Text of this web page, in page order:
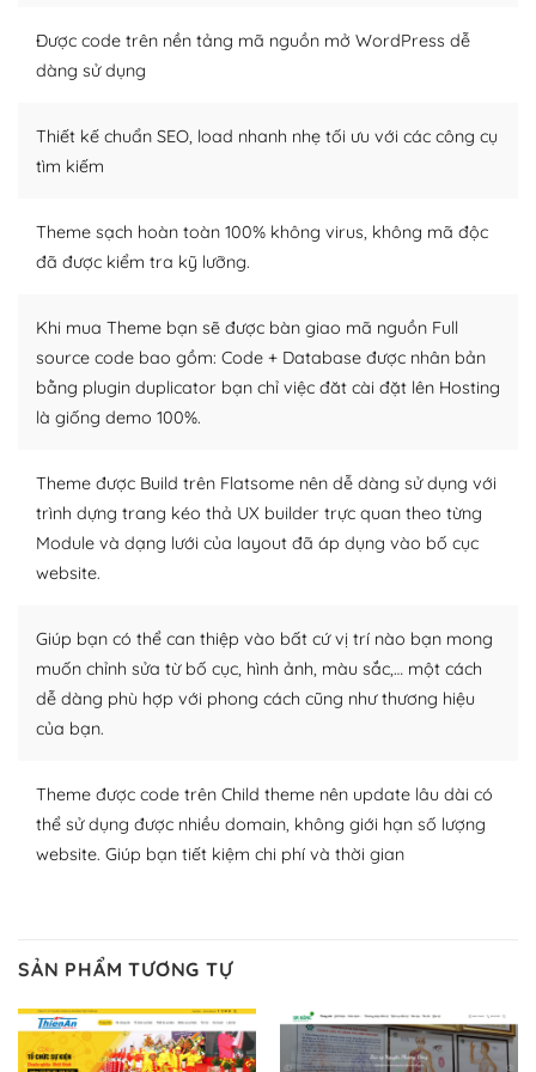
thiết kế tốt, bạn có thể tự sửa đổi. Nếu không bạn có thể
tìm kiếm chúng trên Internet hoặc nhờ chuyên gia.
– Sở hữu một cộng đồng lớn, sẵn sàng hỗ trợ
khổng lồ được kiểm duyệt bởi các nhân viên và những
người cuồng tín WordPress.
Nếu bạn gặp khó khăn, bạn có thể lên mạng và tìm
kiếm những cộng đồng WordPress, họ sẽ giúp bạn trả
lời, giải đáp vấn đề của bạn.
Cộng đồng sử dụng WordPress sẵn sàng hỗ trợ bạn
– Đa dạng plugin và themes
Plugin mở rộng là thành phần cài đặt thêm vào
WordPress để tăng thêm các tính năng cần thiết. Có
nhiều plugin trả phí hoặc miễn phí.
Nhờ lượng người dùng đông đảo, thư viện themes và
plugin của WordPress rất phong phú. Bạn có thể thỏa
thích chọn lựa plugin và themes phù hợp cho mục đích
lập website của mình.
– Dễ sử dụng
Với mọi Hosting bất kỳ thì WordPress đều có thể dễ
Và bạn có toàn quyền tự do khi quyết định nơi lưu trữ
trang web WordPress của bạn.
Dễ dàng lựa chọn Hosting cho website WordPress
Được code trên nền tảng mã nguồn mở WordPress dễ
dàng sử dụng
Thiết kế chuẩn SEO, load nhanh nhẹ tối ưu với các công cụ
tìm kiếm
Theme sạch hoàn toàn 100% không virus, không mã độc
đã được kiểm tra kỹ lưỡng.
Khi mua Theme bạn sẽ được bàn giao mã nguồn Full
source code bao gồm: Code + Database được nhân bản
bằng plugin duplicator bạn chỉ việc đăt cài đặt lên Hosting
là giống demo 100%.
Theme được Build trên Flatsome nên dễ dàng sử dụng với
trình dựng trang kéo thả UX builder trực quan theo từng
Module và dạng lưới của layout đã áp dụng vào bố cục
website.
Giúp bạn có thể can thiệp vào bất cứ vị trí nào bạn mong
muốn chỉnh sửa từ bố cục, hình ảnh, màu sắc,… một cách
dễ dàng phù hợp với phong cách cũng như thương hiệu
của bạn.
Theme được code trên Child theme nên update lâu dài có
thể sử dụng được nhiều domain, không giới hạn số lượng
website. Giúp bạn tiết kiệm chi phí và thời gian
SẢN PHẨM TƯƠNG TỰ